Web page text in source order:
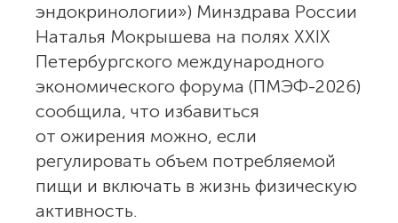
эндокринологии») Минздрава России
Наталья Мокрышева на полях XXIX
Петербургского международного
экономического форума (ПМЭФ-2026)
сообщила, что избавиться
от ожирения можно, если
регулировать объем потребляемой
пищи и включать в жизнь физическую
активность.